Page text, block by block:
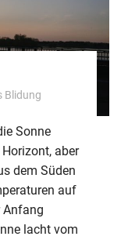
Blidung
Sonne
aber
dem Süden
auf
Anfang
lacht vom